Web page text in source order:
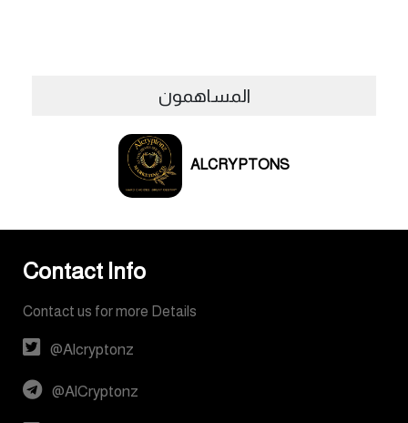
المساهمون
ALCRYPTONS
Contact Info
Contact us for more Details
@Alcryptonz
@AlCryptonz